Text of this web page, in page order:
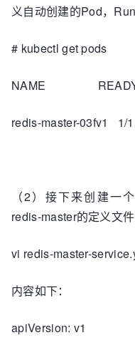
义自动创建的Pod，
# kubectl get pods
NAME READY
redis-master-
（2）接下来创建
redis-master的定义文
vi redis-master-
内容如下：
apiVersion: v1